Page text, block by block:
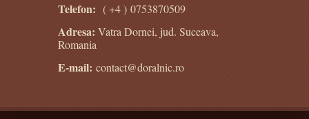
Telefon: ( +4 ) 0753870509
Adresa: Vatra Dornei, jud. Suceava,
Romania
E-mail: contact@doralnic.ro